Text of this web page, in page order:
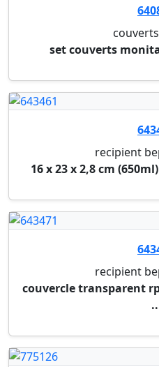
17 x 13 x 7 cm
recipient
20 x 10 cm "grab &
couvercle
gobelet